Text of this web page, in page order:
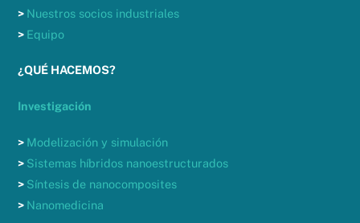
> Nuestros socios industriales
> Equipo
¿QUÉ HACEMOS?
Investigación
> Modelización y simulación
> Sistemas híbridos nanoestructurados
> Síntesis de nanocomposites
> Nanomedicina